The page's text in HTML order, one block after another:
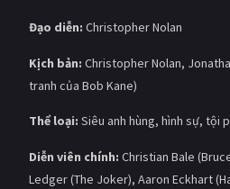
Tổng hợp
CẬP NHẬT
PHIM LẺ
Đạo diễn: Christopher Nolan
Kịch bản: Christopher Nolan,
tranh của Bob Kane)
Thể loại: Siêu anh hùng, hình sự, tội
Diễn viên chính: Christian Bale
Ledger (The Joker), Aaron Eckhart